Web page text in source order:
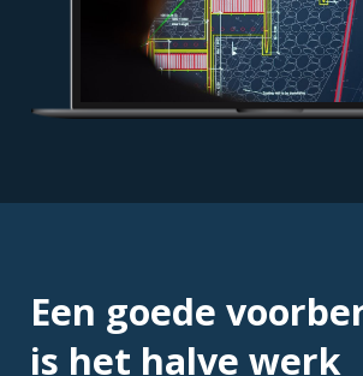
Een goede
is het halve werk